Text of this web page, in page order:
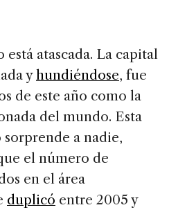
dI
n
d
s
l
e
atascada. La capital
yhundiéndose, fue
de este año como la
del mundo. Esta
a nadie,
el número de
en el área
duplicó entre 2005 y